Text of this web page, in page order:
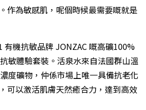
作為敏感肌，呢個時候最需要嘅就是
有機抗敏品牌 JONZAC 嘅高礦100%
敏體驗套裝。活泉水來自法國群山溫
度礦物，仲係市場上唯一具備抗老化
可以激活肌膚天然癒合力，達到高效